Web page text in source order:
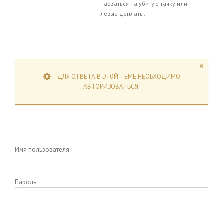
нарваться на убитую тачку или
левые доплаты.
×
ДЛЯ ОТВЕТА В ЭТОЙ ТЕМЕ НЕОБХОДИМО
АВТОРИЗОВАТЬСЯ.
Имя пользователя:
Пароль: